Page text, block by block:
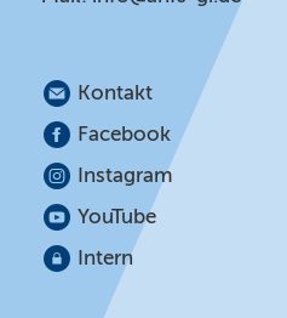
Kontakt
Facebook
Instagram
YouTube
Intern